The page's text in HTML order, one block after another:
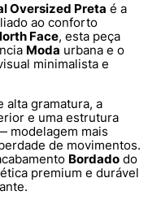
Oversized Preta é a
ao conforto
Face, esta peça
Moda urbana e o
minimalista e
alta gramatura, a
e uma estrutura
modelagem mais
de movimentos.
Bordado do
premium e durável